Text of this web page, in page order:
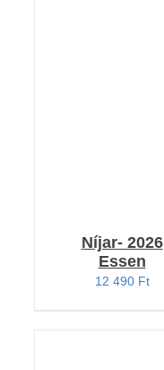
Níjar- 2026
Essen
12 490 Ft